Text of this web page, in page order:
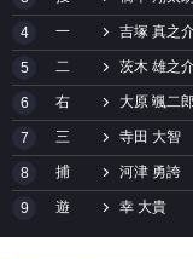
4 一 吉塚 真之
5 二 茨木 雄之
6 右 大原 颯二
7 三 寺田 大智
8 捕 河津 勇誇
9 遊 幸 大貴